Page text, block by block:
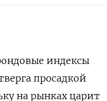
индексы
​просадкой
на ‌рынках царит